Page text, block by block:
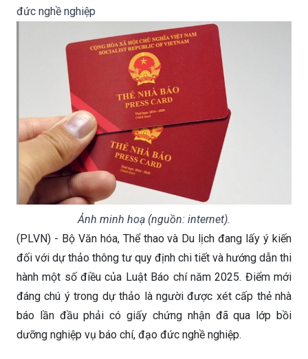
đức nghề nghiệp
Ảnh minh hoạ (nguồn: internet).
(PLVN) - Bộ Văn hóa, Thể thao và Du lịch đang lấy ý kiến
đối với dự thảo thông tư quy định chi tiết và hướng dẫn thi
hành một số điều của Luật Báo chí năm 2025. Điểm mới
đáng chú ý trong dự thảo là người được xét cấp thẻ nhà
báo lần đầu phải có giấy chứng nhận đã qua lớp bồi
dưỡng nghiệp vụ báo chí, đạo đức nghề nghiệp.